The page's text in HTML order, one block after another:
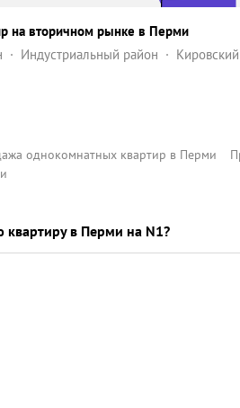
на вторичном рынке в Перми
Индустриальный район
однокомнатных квартир в Перми
квартиру в Перми на N1?